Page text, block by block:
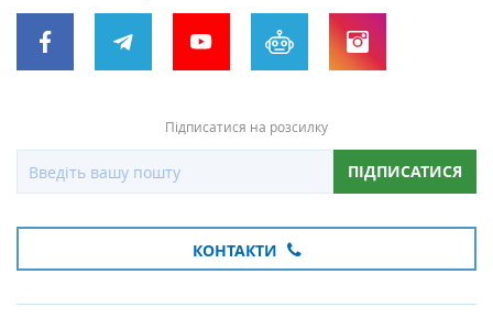
Підписатися на розсилку
ПІДПИСАТИСЯ
КОНТАКТИ